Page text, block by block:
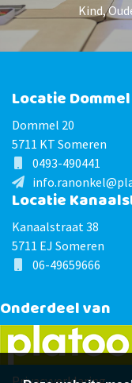
Kind,
Locatie Dommel
Dommel 20
5711 KT Someren
0493-490441
Locatie
Kanaalstraat 38
5711 EJ Someren
06-49659666
Onderdeel van